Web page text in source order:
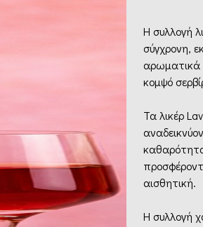
Η συλλογή
σύγχρονη,
αρωματικά
κομψό
Τα λικέρ
αισθητική.
Η συλλογή